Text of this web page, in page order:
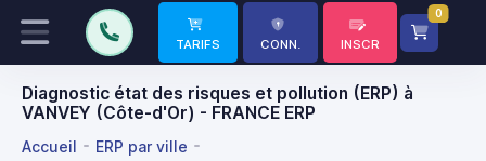
TARIFS CONN. INSCR
0
Diagnostic état des risques et pollution (ERP) à
VANVEY (Côte-d'Or) - FRANCE ERP
Accueil ERP par ville